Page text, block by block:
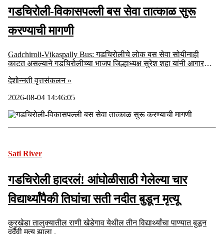
गडचिरोली-विकासपल्ली बस सेवा तात्काळ सुरू
करण्याची मागणी
Gadchiroli-Vikaspally Bus: गडचिरोलीचे लोक बस सेवा सोयीनाही
काटत असल्याने गडचिरोलीच्या भाजप जिल्हाध्यक्ष सुरेश शहा यांनी आगार
देशोन्नती वृत्तसंकलन »
2026-08-04 14:46:05
Sati River
गडचिरोली हादरलं! आंघोळीसाठी गेलेल्या चार
विद्यार्थ्यांपैकी तिघांचा सती नदीत बुडून मृत्यू
कुरखेडा तालुक्यातील राणी खेडेगाव येथील तीन विद्यार्थ्यांचा पाण्यात बुडून
दुर्दैवी मृत्यू झाला .